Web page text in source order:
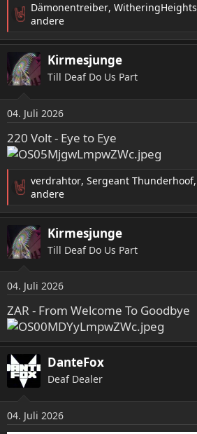
R
a
t
i
o
n
e
n
:
Dämonentreiber, WitheringHeights
andere
Kirmesjunge
Till Deaf Do Us Part
04. Juli 2026
220 Volt - Eye to Eye
R
a
t
i
o
n
e
n
:
verdrahtor, Sergeant Thunderhoof,
andere
Kirmesjunge
Till Deaf Do Us Part
04. Juli 2026
ZAR - From Welcome To Goodbye
DanteFox
Deaf Dealer
04. Juli 2026